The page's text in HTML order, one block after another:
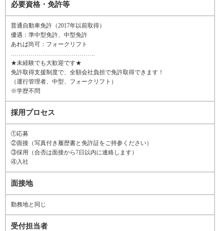
必要資格・免許等
普通自動車免許（2017年以前取得）
優遇：準中型免許、中型免許
あれば尚可：フォークリフト
…………………………………….
★未経験でも大歓迎です★
免許取得支援制度で、全額会社負担で免許取得できます！
（運行管理者、中型、フォークリフト）
※学歴不問
採用プロセス
①応募
②面接（写真付き履歴書と免許証をご持参ください）
③採用（合否は面接から7日以内に連絡します）
④入社
面接地
勤務地と同じ
受付担当者